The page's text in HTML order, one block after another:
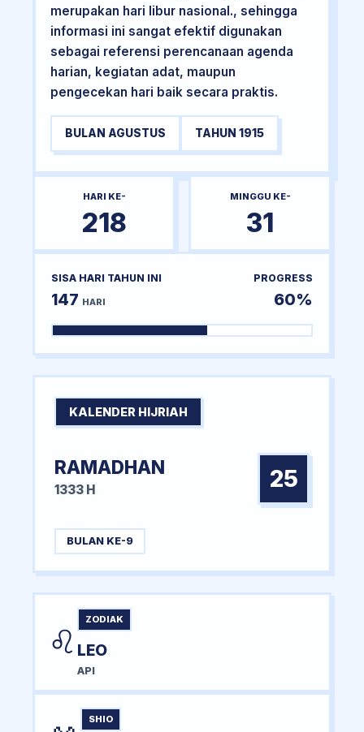
merupakan hari libur nasional., sehingga
informasi ini sangat efektif digunakan
sebagai referensi perencanaan agenda
harian, kegiatan adat, maupun
pengecekan hari baik secara praktis.
BULAN AGUSTUS TAHUN 1915
HARI KE-
218
MINGGU KE-
31
SISA HARI TAHUN INI
147 HARI
PROGRESS
60%
KALENDER HIJRIAH
RAMADHAN
1333 H 25
BULAN KE-9
♌
ZODIAK
LEO
API
SHIO